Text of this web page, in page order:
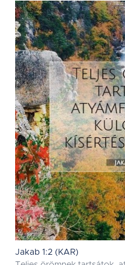
Jakab 1:2 (KAR)